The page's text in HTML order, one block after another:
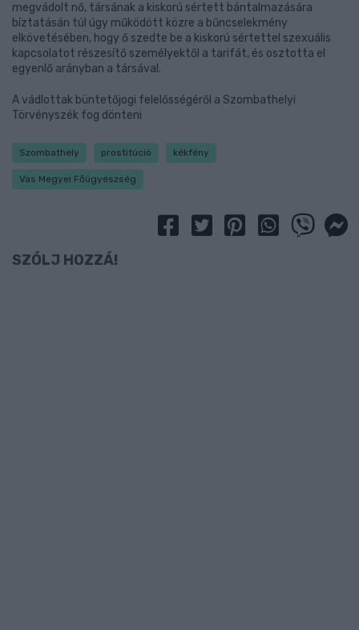
megvádolt nő, társának a kiskorú sértett bántalmazására
bíztatásán túl úgy működött közre a bűncselekmény
elkövetésében, hogy ő szedte be a kiskorú sértettel szexuális
kapcsolatot részesítő személyektől a tarifát, és osztotta el
egyenlő arányban a társával.
A vádlottak büntetőjogi felelősségéről a Szombathelyi
Törvényszék fog dönteni
Szombathely prostitúció kékfény
Vas Megyei Főügyészség
SZÓLJ HOZZÁ!